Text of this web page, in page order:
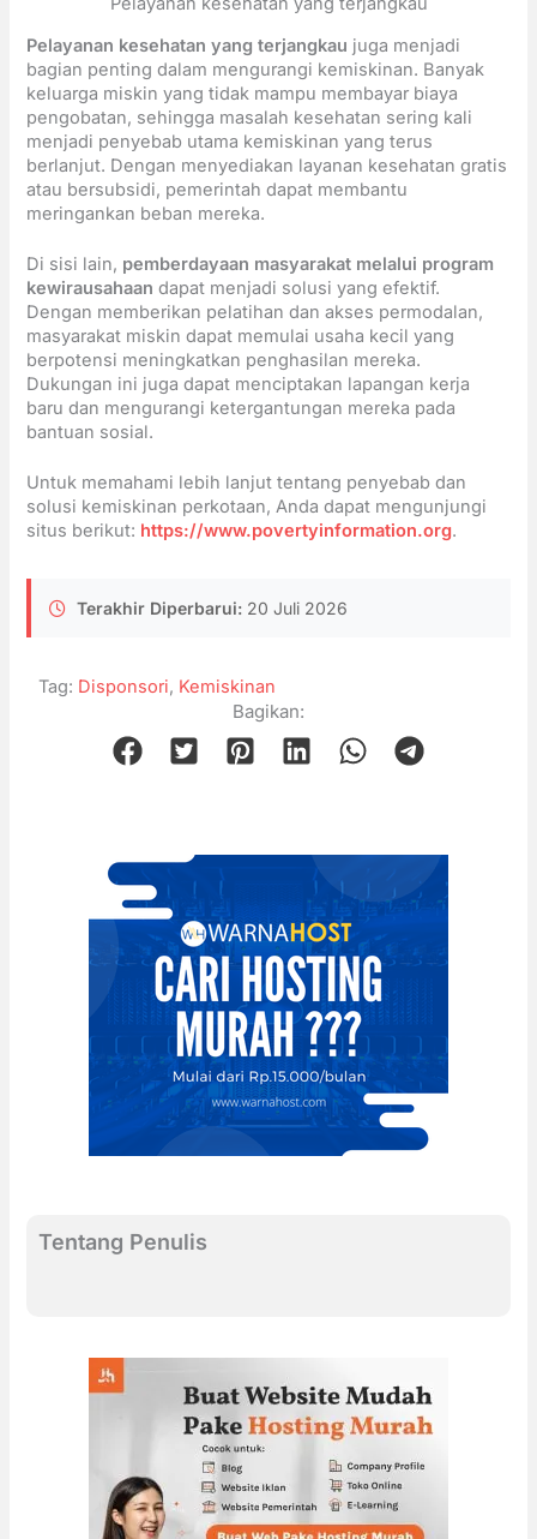
Pelayanan kesehatan yang terjangkau juga menjadi
bagian penting dalam mengurangi kemiskinan. Banyak
keluarga miskin yang tidak mampu membayar biaya
pengobatan, sehingga masalah kesehatan sering kali
menjadi penyebab utama kemiskinan yang terus
berlanjut. Dengan menyediakan layanan kesehatan gratis
atau bersubsidi, pemerintah dapat membantu
meringankan beban mereka.
Di sisi lain, pemberdayaan masyarakat melalui program
kewirausahaan dapat menjadi solusi yang efektif.
Dengan memberikan pelatihan dan akses permodalan,
masyarakat miskin dapat memulai usaha kecil yang
berpotensi meningkatkan penghasilan mereka.
Dukungan ini juga dapat menciptakan lapangan kerja
baru dan mengurangi ketergantungan mereka pada
bantuan sosial.
Untuk memahami lebih lanjut tentang penyebab dan
solusi kemiskinan perkotaan, Anda dapat mengunjungi
situs berikut: https://www.povertyinformation.org.
Terakhir Diperbarui: 20 Juli 2026
Tag: Disponsori, Kemiskinan
Bagikan:
Tentang Penulis